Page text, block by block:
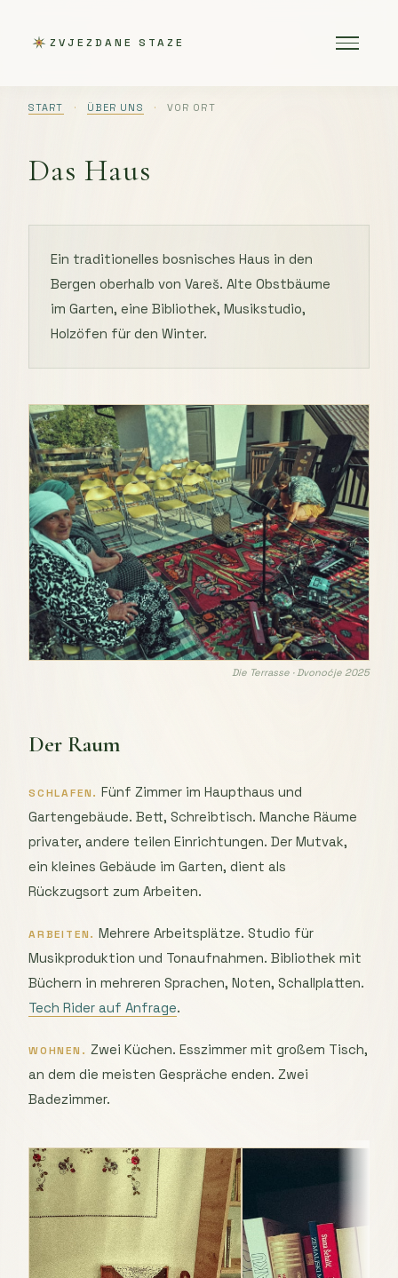
ZVJEZDANE STAZE
START · ÜBER UNS · VOR ORT
Das Haus
Ein traditionelles bosnisches Haus in den
Bergen oberhalb von Vareš. Alte Obstbäume
im Garten, eine Bibliothek, Musikstudio,
Holzöfen für den Winter.
Die Terrasse · Dvonoćje 2025
Der Raum
SCHLAFEN. Fünf Zimmer im Haupthaus und
Gartengebäude. Bett, Schreibtisch. Manche Räume
privater, andere teilen Einrichtungen. Der Mutvak,
ein kleines Gebäude im Garten, dient als
Rückzugsort zum Arbeiten.
ARBEITEN. Mehrere Arbeitsplätze. Studio für
Musikproduktion und Tonaufnahmen. Bibliothek mit
Büchern in mehreren Sprachen, Noten, Schallplatten.
Tech Rider auf Anfrage.
WOHNEN. Zwei Küchen. Esszimmer mit großem Tisch,
an dem die meisten Gespräche enden. Zwei
Badezimmer.